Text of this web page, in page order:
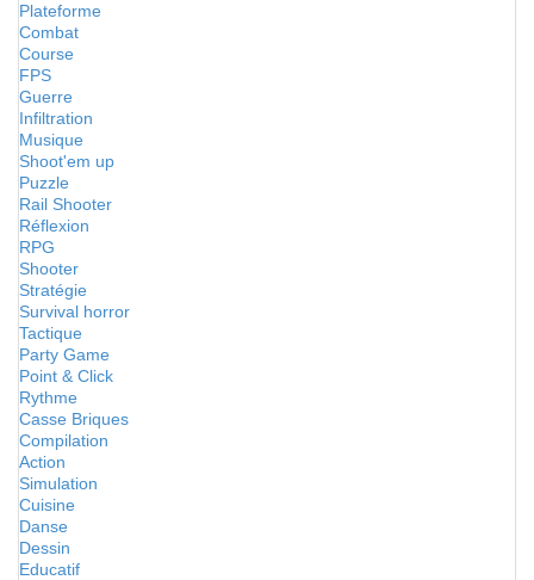
Plateforme
Combat
Course
FPS
Guerre
Infiltration
Musique
Shoot'em up
Puzzle
Rail Shooter
Réflexion
RPG
Shooter
Stratégie
Survival horror
Tactique
Party Game
Point & Click
Rythme
Casse Briques
Compilation
Action
Simulation
Cuisine
Danse
Dessin
Educatif